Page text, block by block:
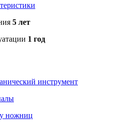
5 лет
1 год
инструмент
ножниц